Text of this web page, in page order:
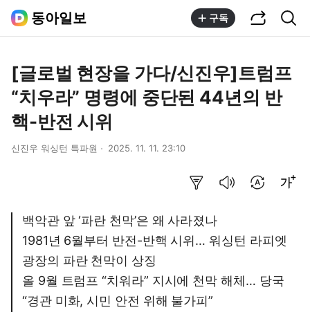
동아일보 구독
[글로벌 현장을 가다/신진우]트럼프
“치우라” 명령에 중단된 44년의 반
핵-반전 시위
신진우 워싱턴 특파원 2025. 11. 11. 23:10
백악관 앞 ‘파란 천막’은 왜 사라졌나
1981년 6월부터 반전-반핵 시위… 워싱턴 라피엣
광장의 파란 천막이 상징
올 9월 트럼프 “치워라” 지시에 천막 해체… 당국
“경관 미화, 시민 안전 위해 불가피”